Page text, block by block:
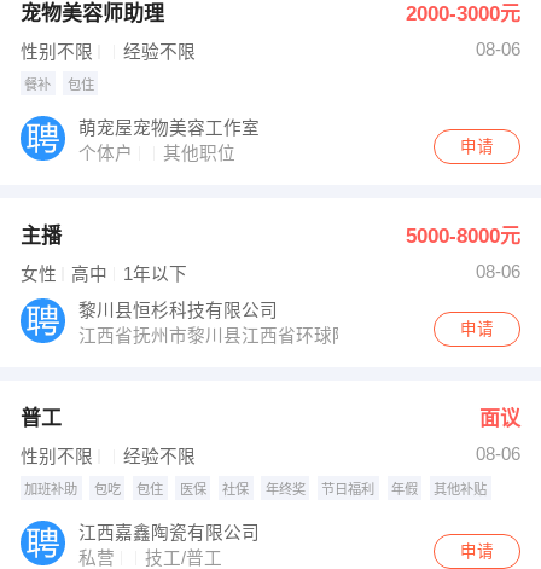
宠物美容师助理 2000-3000元
性别不限 经验不限 08-06
餐补 包住
萌宠屋宠物美容工作室
个体户
其他职位 申请
主播 5000-8000元
女性 高中 1年以下
08-06
黎川县恒杉科技有限公司
江西省抚州市黎川县江西省环球陶瓷有限公司
申请
普工 面议
性别不限 经验不限 08-06
加班补助 包吃 包住 医保 社保 年终奖 节日福利 年假 其他补贴
江西嘉鑫陶瓷有限公司
私营
技工/普工 申请